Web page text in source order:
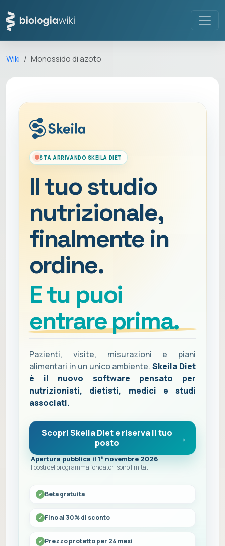
Wiki Monossido di azoto
STA ARRIVANDO SKEILA DIET
Il tuo studio
nutrizionale,
finalmente in
ordine.
E tu puoi
entrare prima.
Pazienti, visite, misurazioni e piani
alimentari in un unico ambiente.Skeila Diet
è il nuovo software pensato per
nutrizionisti, dietisti, medici e studi
associati.
Scopri Skeila Diet e riserva il tuo
posto
Apertura pubblica il 1° novembre 2026
I posti del programma fondatori sono limitati
Beta gratuita
Fino al 30% di sconto
Prezzo protetto per 24 mesi